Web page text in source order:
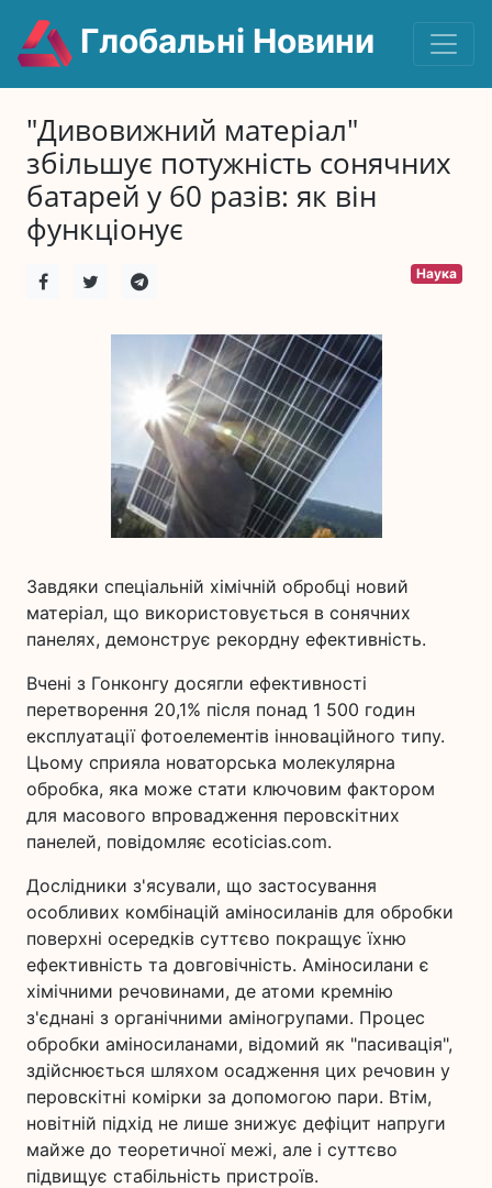
Глобальні Новини
"Дивовижний матеріал"
збільшує потужність сонячних
батарей у 60 разів: як він
функціонує
Наука
Завдяки спеціальній хімічній обробці новий
матеріал, що використовується в сонячних
панелях, демонструє рекордну ефективність.
Вчені з Гонконгу досягли ефективності
перетворення 20,1% після понад 1 500 годин
експлуатації фотоелементів інноваційного типу.
Цьому сприяла новаторська молекулярна
обробка, яка може стати ключовим фактором
для масового впровадження перовскітних
панелей, повідомляє ecoticias.com.
Дослідники з'ясували, що застосування
особливих комбінацій аміносиланів для обробки
поверхні осередків суттєво покращує їхню
ефективність та довговічність. Аміносилани є
хімічними речовинами, де атоми кремнію
з'єднані з органічними аміногрупами. Процес
обробки аміносиланами, відомий як "пасивація",
здійснюється шляхом осадження цих речовин у
перовскітні комірки за допомогою пари. Втім,
новітній підхід не лише знижує дефіцит напруги
майже до теоретичної межі, але і суттєво
підвищує стабільність пристроїв.